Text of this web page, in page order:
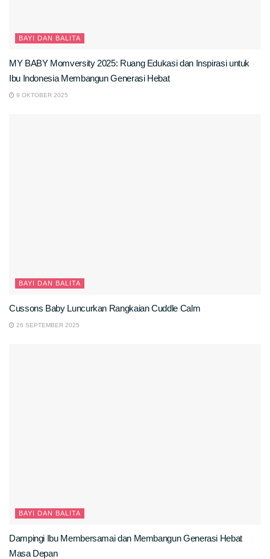
BAYI DAN BALITA
MY BABY Momversity 2025: Ruang Edukasi dan Inspirasi untuk
Ibu Indonesia Membangun Generasi Hebat
9 OKTOBER 2025
BAYI DAN BALITA
Cussons Baby Luncurkan Rangkaian Cuddle Calm
26 SEPTEMBER 2025
BAYI DAN BALITA
Dampingi Ibu Membersamai dan Membangun Generasi Hebat
Masa Depan